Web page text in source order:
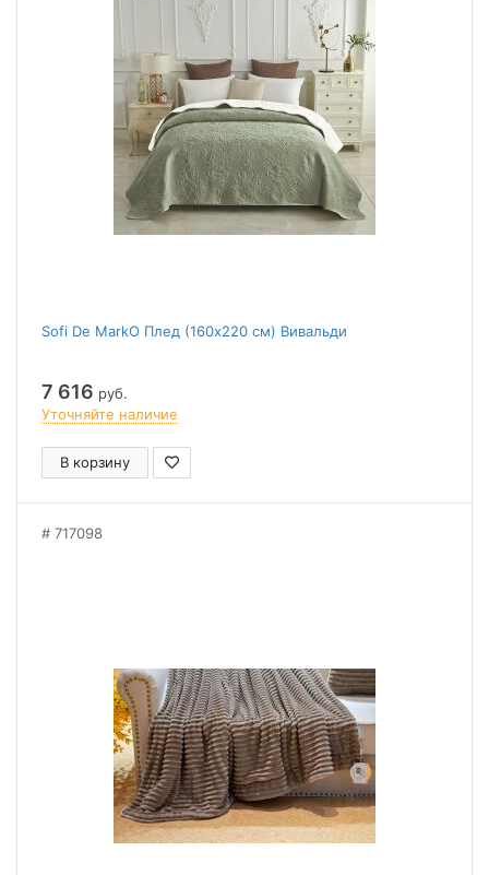
Sofi De MarkO Плед (160x220 см) Вивальди
7 616 руб.
Уточняйте наличие
В корзину
717098